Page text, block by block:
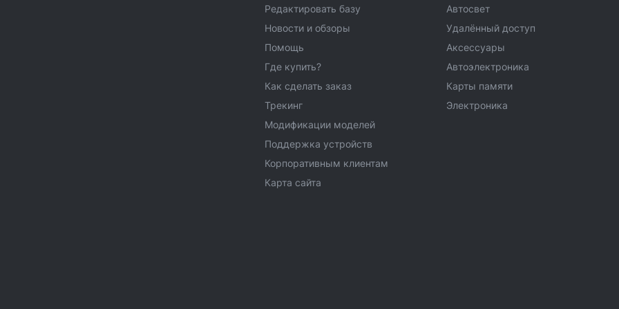
Редактировать базу
Новости и обзоры
Помощь
Где купить?
Как сделать заказ
Трекинг
Модификации моделей
Поддержка устройств
Корпоративным клиентам
Карта сайта
Автосвет
Удалённый доступ
Аксессуары
Автоэлектроника
Карты памяти
Электроника